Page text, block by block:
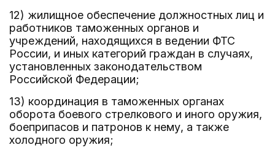
12) жилищное обеспечение должностных лиц и
работников таможенных органов и
учреждений, находящихся в ведении ФТС
России, и иных категорий граждан в случаях,
установленных законодательством
Российской Федерации;
13) координация в таможенных органах
оборота боевого стрелкового и иного оружия,
боеприпасов и патронов к нему, а также
холодного оружия;